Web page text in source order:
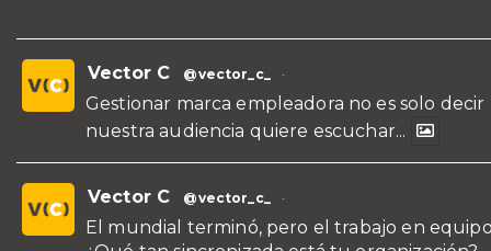
Vector C @vector_c_ ·
Gestionar marca empleadora no es solo
nuestra audiencia quiere escuchar...
Vector C @vector_c_ ·
El mundial terminó, pero el trabajo en